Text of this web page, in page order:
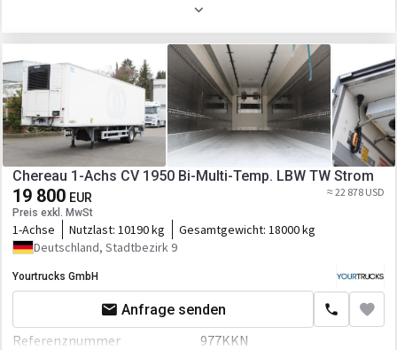
Ladebordwand
01.06.2016
Farbe
Weiß
Fahrgestell/Federung
Federung
luft
Bremse
Scheibenbremse
ABS
EBS
ESP - Fahrdynamikregelung
Laderaum-Länge
13340 mm
Laderaum-Breite
2473 mm
Chereau 1-Achs CV 1950 Bi-Multi-Temp. LBW TW Strom
19 800 EUR
Preis exkl. MwSt
≈ 22 878 USD
1-Achse Nutzlast: 10190 kg Gesamtgewicht: 18000 kg
Deutschland, Stadtbezirk 9
Yourtrucks GmbH
Anfrage senden
Referenznummer
977KKN